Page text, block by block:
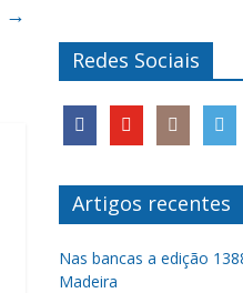
→
Redes Sociais
Artigos recentes
Nas bancas a edição
Madeira